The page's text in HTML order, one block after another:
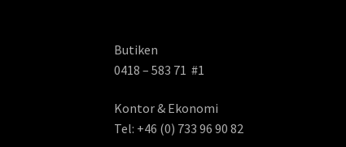
Butiken
0418 – 583 71 #1
Kontor & Ekonomi
Tel: +46 (0) 733 96 90 82